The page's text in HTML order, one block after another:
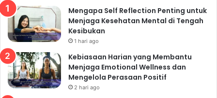
padahal sangat penting untuk kesehatan paru-paru
dan keseimbangan tubuh secara keseluruhan.
Pernapasan yang dangkal dapat menyebabkan
kurangnya oksigen dalam darah, meningkatkan tingkat
stres, dan memperburuk kualitas tidur.Bagaimana
bernapas dengan benar? Cobalah berlatih pernapasan
diafragma, yaitu dengan menarik napas dalam-dalam
Mengapa Self Reflection Penting untuk
Menjaga Kesehatan Mental di Tengah
Kesibukan
1 hari ago
Kebiasaan Harian yang Membantu
Menjaga Emotional Wellness dan
Mengelola Perasaan Positif
2 hari ago